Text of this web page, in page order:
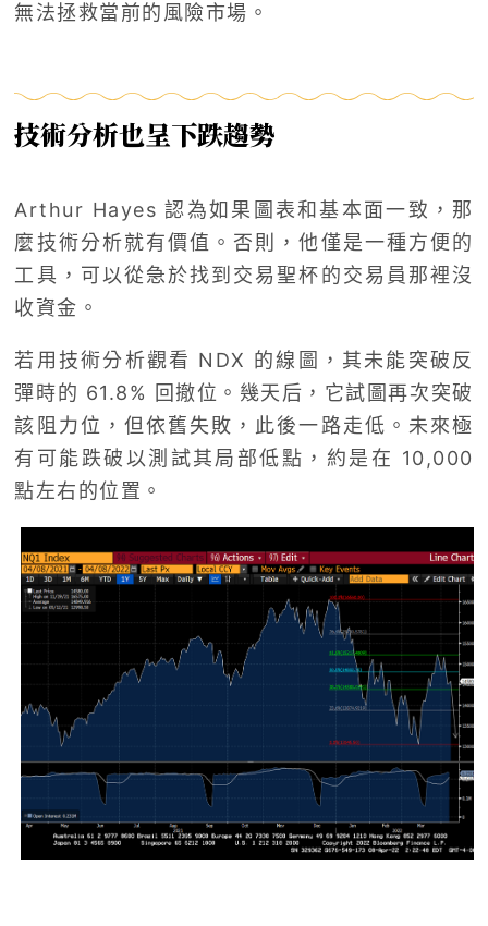
無法拯救當前的風險市場。
技術分析也呈下跌趨勢
Arthur Hayes 認為如果圖表和基本面一致，那
麼技術分析就有價值。否則，他僅是一種方便的
工具，可以從急於找到交易聖杯的交易員那裡沒
收資金。
若用技術分析觀看 NDX 的線圖，其未能突破反
彈時的 61.8% 回撤位。幾天后，它試圖再次突破
該阻力位，但依舊失敗，此後一路走低。未來極
有可能跌破以測試其局部低點，約是在 10,000
點左右的位置。